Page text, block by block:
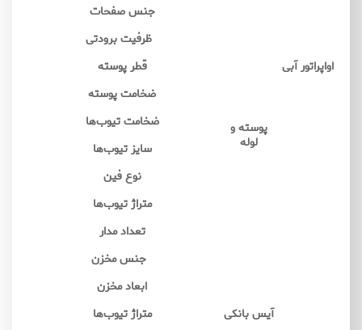
اواپراتور آبی
جنس صفحات
پوسته و
لوله
ظرفیت برودتی
قطر پوسته
ضخامت پوسته
ضخامت تیوب‌ها
سایز تیوب‌ها
نوع فین
متراژ تیوب‌ها
تعداد مدار
آیس بانکی
جنس مخزن
ابعاد مخزن
متراژ تیوب‌ها